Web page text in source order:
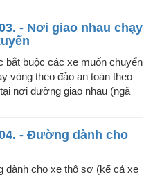
- Nơi giao nhau chạy
bắt buộc các xe muốn chuyển
vòng theo đảo an toàn theo
nơi đường giao nhau (ngã
- Đường dành cho
dành cho xe thô sơ (kể cả xe